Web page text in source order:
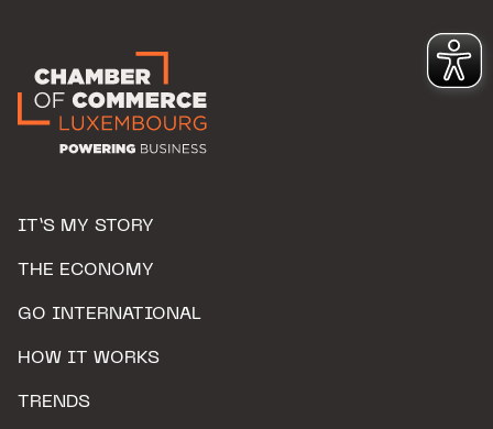
IT’S MY STORY
THE ECONOMY
GO INTERNATIONAL
HOW IT WORKS
TRENDS